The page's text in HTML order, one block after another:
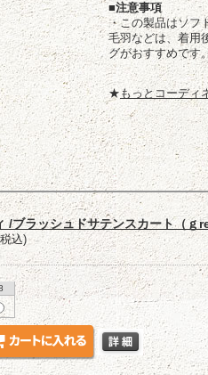
■注意事項
・この製品はソフ
毛羽などは、着用
グがおすすめです
★ もっとコーディ
/ブラッシュドサテンスカート（ｇ
込)